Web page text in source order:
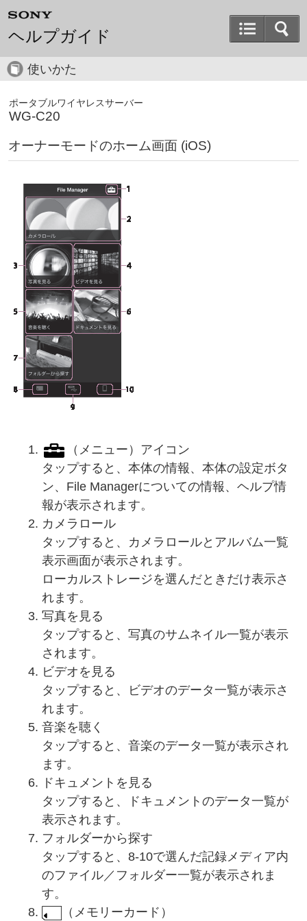
ヘルプガイド
使いかた
ポータブルワイヤレスサーバー
WG-C20
オーナーモードのホーム画面 (iOS)
（メニュー）アイコン
タップすると、本体の情報、本体の設定ボタ
ン、File Managerについての情報、ヘルプ情
報が表示されます。
カメラロール
タップすると、カメラロールとアルバム一覧
表示画面が表示されます。
ローカルストレージを選んだときだけ表示さ
れます。
写真を見る
タップすると、写真のサムネイル一覧が表示
されます。
ビデオを見る
タップすると、ビデオのデータ一覧が表示さ
れます。
音楽を聴く
タップすると、音楽のデータ一覧が表示され
ます。
ドキュメントを見る
タップすると、ドキュメントのデータ一覧が
表示されます。
フォルダーから探す
タップすると、8-10で選んだ記録メディア内
のファイル／フォルダー一覧が表示されま
す。
（メモリーカード）